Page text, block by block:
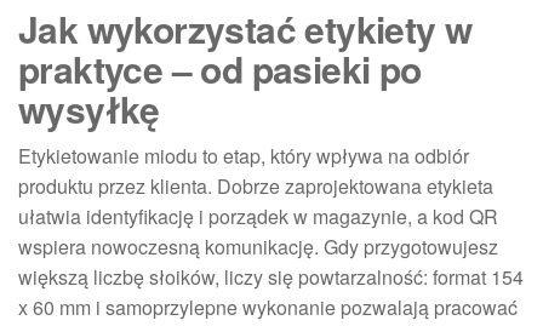
Jak wykorzystać etykiety w
praktyce – od pasieki po
wysyłkę
Etykietowanie miodu to etap, który wpływa na odbiór
produktu przez klienta. Dobrze zaprojektowana etykieta
ułatwia identyfikację i porządek w magazynie, a kod QR
wspiera nowoczesną komunikację. Gdy przygotowujesz
większą liczbę słoików, liczy się powtarzalność: format 154
x 60 mm i samoprzylepne wykonanie pozwalają pracować